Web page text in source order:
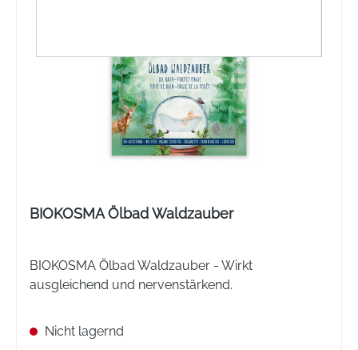
BIOKOSMA Ölbad Waldzauber
BIOKOSMA Ölbad Waldzauber - Wirkt
ausgleichend und nervenstärkend.
Nicht lagernd